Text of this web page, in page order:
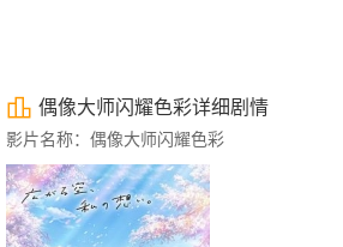
偶像大师闪耀色彩详细剧情
影片名称：偶像大师闪耀色彩